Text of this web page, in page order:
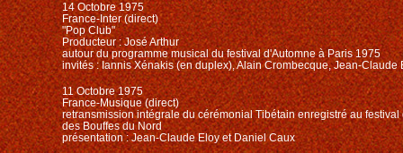
14 Octobre 1975
France-Inter (direct)
"Pop Club"
Producteur : José Arthur
autour du programme musical du festival d'Automne à Paris 1975
invités : Iannis Xénakis (en duplex), Alain Crombecque, Jean-Claude
11 Octobre 1975
France-Musique (direct)
retransmission intégrale du cérémonial Tibétain enregistré au festival
des Bouffes du Nord
présentation : Jean-Claude Eloy et Daniel Caux